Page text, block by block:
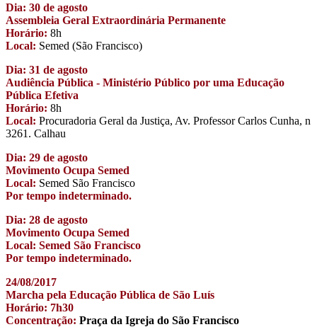
Dia: 30 de agosto
Assembleia Geral Extraordinária Permanente
Horário: 8h
Local: Semed (São Francisco)
Dia: 31 de agosto
Audiência Pública - Ministério Público por uma Educação
Pública Efetiva
Horário: 8h
Local: Procuradoria Geral da Justiça, Av. Professor Carlos Cunha, n
3261. Calhau
Dia: 29 de agosto
Movimento Ocupa Semed
Local: Semed São Francisco
Por tempo indeterminado.
Dia: 28 de agosto
Movimento Ocupa Semed
Local: Semed São Francisco
Por tempo indeterminado.
24/08/2017
Marcha pela Educação Pública de São Luís
Horário: 7h30
Concentração: Praça da Igreja do São Francisco